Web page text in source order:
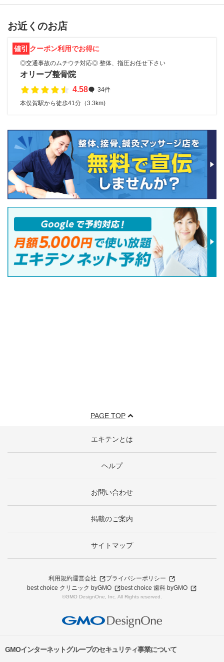
お近くのお店
値引 クーポン利用でお得に
◎交通事故のムチウチ対応◎ 整体、指圧お任せ下さい
オリーブ整骨院
4.58
34件
本俣賀駅から徒歩41分（3.3km)
PAGE TOP
エキテンとは
ヘルプ
お問い合わせ
掲載のご案内
サイトマップ
利用規約運営会社
プライバシーポリシー
best choice クリニック byGMO
best choice 歯科 byGMO
©GMO DesignOne, Inc. All Rights reserved.
GMOインターネットグループのセキュリティ事業について